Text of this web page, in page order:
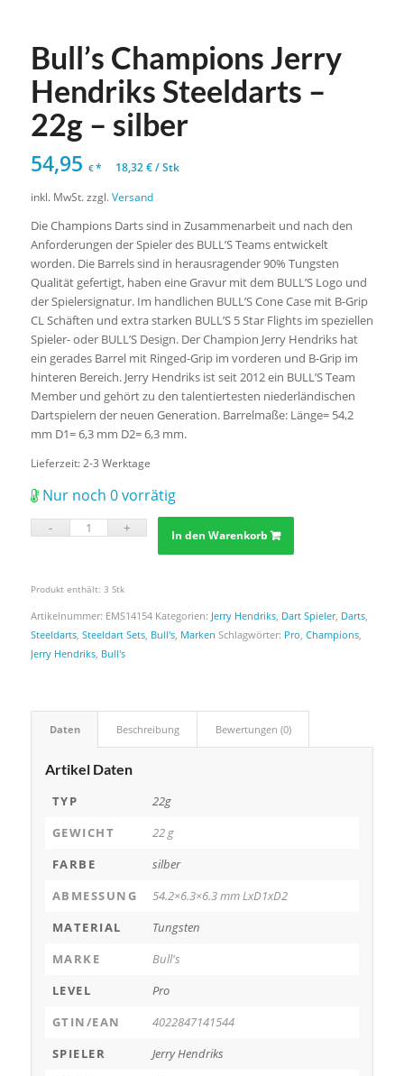
Bull’s Champions Jerry
Hendriks Steeldarts –
22g – silber
54,95 €* 18,32€/Stk
inkl. MwSt. zzgl. Versand
Die Champions Darts sind in Zusammenarbeit und nach den
Anforderungen der Spieler des BULL’S Teams entwickelt
worden. Die Barrels sind in herausragender 90% Tungsten
Qualität gefertigt, haben eine Gravur mit dem BULL’S Logo und
der Spielersignatur. Im handlichen BULL’S Cone Case mit B-Grip
CL Schäften und extra starken BULL’S 5 Star Flights im speziellen
Spieler- oder BULL’S Design. Der Champion Jerry Hendriks hat
ein gerades Barrel mit Ringed-Grip im vorderen und B-Grip im
hinteren Bereich. Jerry Hendriks ist seit 2012 ein BULL’S Team
Member und gehört zu den talentiertesten niederländischen
Dartspielern der neuen Generation. Barrelmaße: Länge= 54,2
mm D1= 6,3 mm D2= 6,3 mm.
Lieferzeit: 2-3 Werktage
Nur noch 0 vorrätig
In den Warenkorb
Produkt enthält: 3 Stk
Artikelnummer: EMS14154 Kategorien: Jerry Hendriks, Dart Spieler, Darts,
Steeldarts, Steeldart Sets, Bull's, Marken Schlagwörter: Pro, Champions,
Jerry Hendriks, Bull's
Daten Beschreibung Bewertungen (0)
Artikel Daten
TYP
22g
GEWICHT
22 g
FARBE
silber
ABMESSUNG
54.2×6.3×6.3 mm LxD1xD2
MATERIAL
Tungsten
MARKE
Bull's
LEVEL
Pro
GTIN/EAN
4022847141544
SPIELER
Jerry Hendriks